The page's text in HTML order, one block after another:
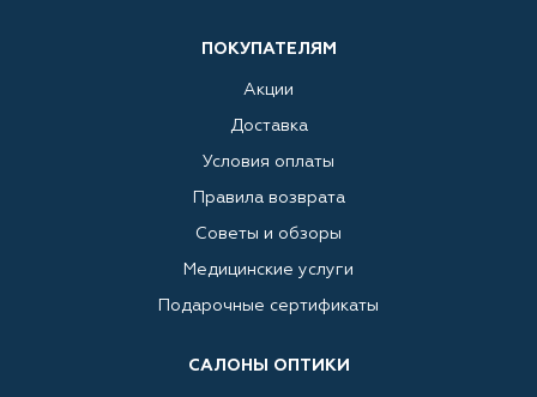
ПОКУПАТЕЛЯМ
Акции
Доставка
Условия оплаты
Правила возврата
Советы и обзоры
Медицинские услуги
Подарочные сертификаты
САЛОНЫ ОПТИКИ